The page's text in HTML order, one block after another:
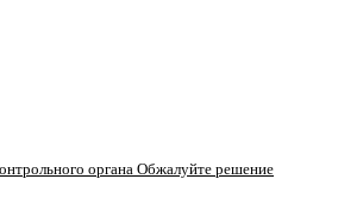
Обжалуйте решение